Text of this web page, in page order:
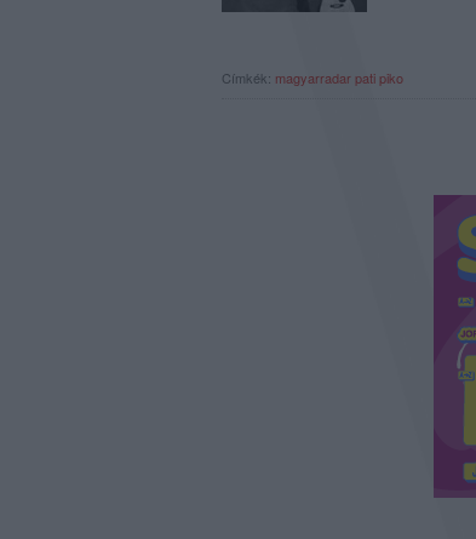
Címkék: magyarradar pati piko